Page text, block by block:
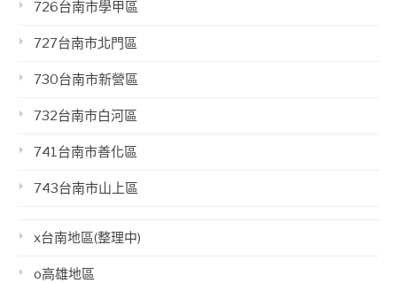
726台南市學甲區
727台南市北門區
730台南市新營區
732台南市白河區
741台南市善化區
743台南市山上區
x台南地區(整理中)
o高雄地區